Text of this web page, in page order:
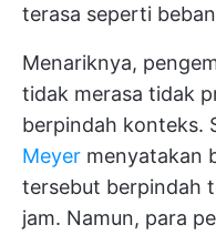
terasa seperti
Menariknya,
tidak merasa tidak
berpindah konteks.
Meyer menyatakan
tersebut berpindah
jam. Namun, para